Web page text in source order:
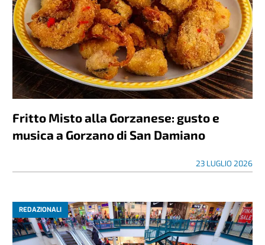
Fritto Misto alla Gorzanese: gusto e
musica a Gorzano di San Damiano
23 LUGLIO 2026
REDAZIONALI